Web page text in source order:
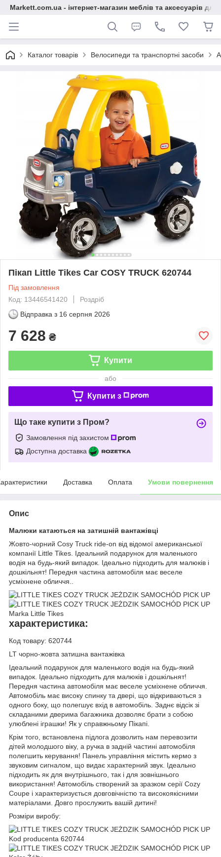
Markett.com.ua - інтернет-магазин меблів та аксесуарів для
Каталог товарів Велосипеди та транспортні засоби
Пікап Little Tikes Car COSY TRUCK 620744
Під замовлення
Код: 13446541420
Роздріб
Відправка з 16 серпня 2026
7 628 ₴
Купити
або
Купити з
Що таке купити з Пром?
Замовлення під захистом
Доступна доставка
Доставка Оплата Умови повернення
Опис
Малюки катаються на затишній вантажівці
Жовто-чорний Cosy Truck ride-on від відомої американської
компанії Little Tikes. Ідеальний подарунок для маленького
водія на будь-який випадок. Ідеально підходить для малюків і
дошкільнят! Передня частина автомобіля має веселе
усміхнене обличчя..
характеристика:
Код товару: 620744
LT чорно-жовта затишна вантажівка
Ідеальний подарунок для маленького водія на будь-який
випадок. Ідеально підходить для малюків і дошкільнят!
Передня частина автомобіля має веселе усміхнене обличчя.
Автомобіль має високу спинку та двері, що відкриваються з
одного боку, що полегшує вхід в автомобіль. Заднє відсік зі
складаними дверима багажника дозволяє брати з собою
улюблені іграшки! Як у справжньому Пікапі.
Крім того, встановлена підлога дозволить нам перевозити
дітей молодшого віку, а ручка в задній частині автомобіля
полегшить керування! Панель управління містить кермо з
звуковим сигналом, що видає характерний звук. Ідеально
підходить як для внутрішнього, так і для зовнішнього
використання! Автомобіль створений за зразком серії Cozy
Coupe і характеризується довговічністю та високоякісними
матеріалами. Довго прослужить вашій дитині!
Розміри виробу: